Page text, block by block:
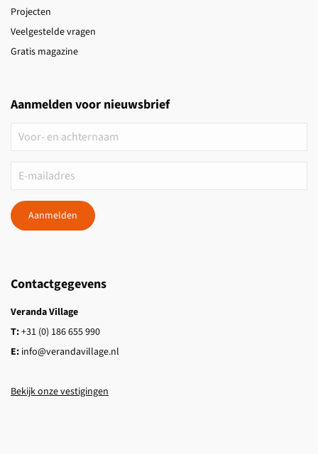
Projecten
Veelgestelde vragen
Gratis magazine
Aanmelden voor nieuwsbrief
Aanmelden
Contactgegevens
Veranda Village
T:+31 (0) 186 655 990
E: info@verandavillage.nl
Bekijk onze vestigingen